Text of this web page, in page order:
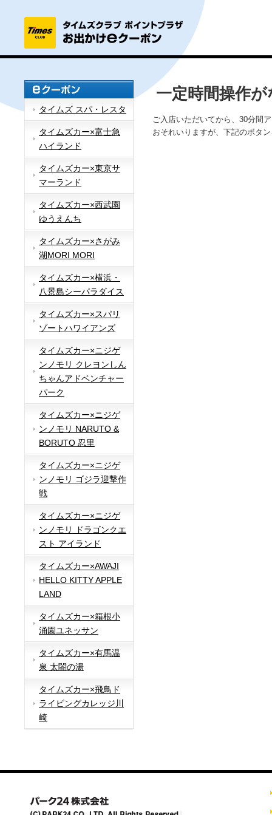
タイムズ スパ・レスタ
タイムズカー×富士急
ハイランド
タイムズカー×東京サ
マーランド
タイムズカー×西武園
ゆうえんち
タイムズカー×さがみ
湖MORI MORI
タイムズカー×横浜・
八景島シーパラダイス
タイムズカー×スパリ
ゾートハワイアンズ
タイムズカー×ニジゲ
ンノモリ クレヨンしん
ちゃんアドベンチャー
パーク
タイムズカー×ニジゲ
ンノモリ NARUTO &
BORUTO 忍里
タイムズカー×ニジゲ
ンノモリ ゴジラ迎撃作
戦
タイムズカー×ニジゲ
ンノモリ ドラゴンクエ
スト アイランド
タイムズカー×AWAJI
HELLO KITTY APPLE
LAND
タイムズカー×箱根小
涌園ユネッサン
タイムズカー×有馬温
泉 太閤の湯
タイムズカー×飛鳥ド
ライビングカレッジ川
崎
一定時間操作
ご入店いただいてから、30分間
おそれいりますが、下記のボタ